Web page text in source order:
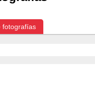
fotografías